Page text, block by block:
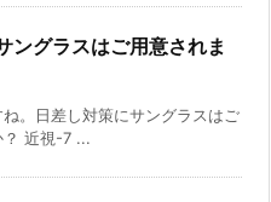
ングラスはご用意されま
。日差し対策にサングラスはご
？ 近視-7 ...